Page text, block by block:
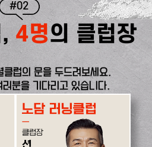
#02
4명의 클럽장
클럽의 문을 두드려보세요.
분을 기다리고 있습니다.